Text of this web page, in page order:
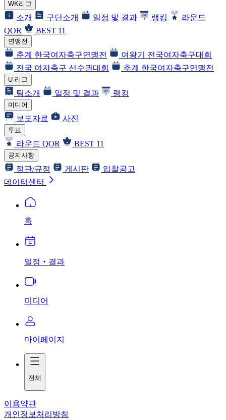
WK리그
소개 구단소개 일정 및 결과 랭킹
라운드
QOR
BEST 11
연맹전
춘계 한국여자축구연맹전
여왕기 전국여자축구대회
전국 여자축구 선수권대회
추계 한국여자축구연맹전
U-리그
팀소개 일정 및 결과 랭킹
미디어
보도자료 사진
투표
라운드 QOR BEST 11
공지사항
정관/규정 게시판
입찰공고
데이터센터
홈
일정‧결과
미디어
마이페이지
전체
이용약관
개인정보처리방침